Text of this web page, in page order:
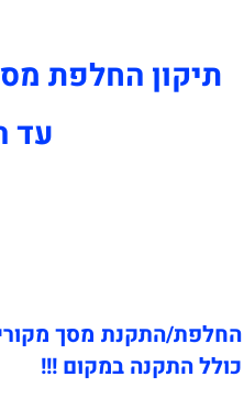
עד
כולל התקנה במקום !!!